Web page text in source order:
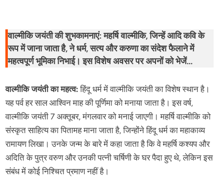
एस्ट्रोलॉजी
न्यूज़
वाल्मीकि जयंती की शुभकामनाएं: महर्षि वाल्मीकि, जिन्हें आदि कवि के
रूप में जाना जाता है, ने धर्म, सत्य और करुणा का संदेश फैलाने में
महत्वपूर्ण भूमिका निभाई। इस विशेष अवसर पर अपनों को भेजें
वाल्मीकि जयंती का महत्व: हिंदू धर्म में वाल्मीकि जयंती का विशेष स्थान है।
यह पर्व हर साल आश्विन माह की पूर्णिमा को मनाया जाता है। इस वर्ष,
वाल्मीकि जयंती 7 अक्तूबर, मंगलवार को मनाई जाएगी। महर्षि वाल्मीकि को
संस्कृत साहित्य का पितामह माना जाता है, जिन्होंने हिंदू धर्म का महाकाव्य
रामायण लिखा। उनके जन्म के बारे में कहा जाता है कि वे महर्षि कश्यप और
अदिति के पुत्र वरुण और उनकी पत्नी चर्षिणी के घर पैदा हुए थे, लेकिन इस
संबंध में कोई निश्चित प्रमाण नहीं है।